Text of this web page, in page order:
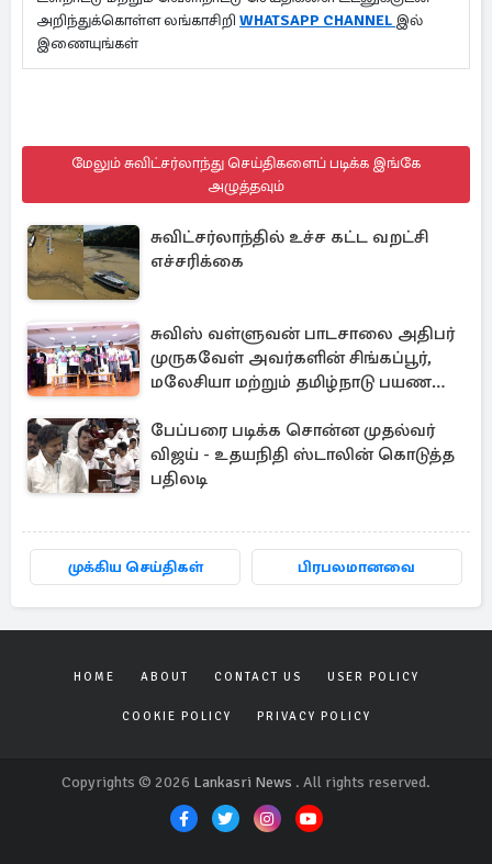
அறிந்துக்கொள்ள லங்காசிறி WHATSAPP CHANNEL இல்
இணையுங்கள்
மேலும் சுவிட்சர்லாந்து செய்திகளைப் படிக்க இங்கே
அழுத்தவும்
சுவிட்சர்லாந்தில் உச்ச கட்ட வறட்சி
எச்சரிக்கை
சுவிஸ் வள்ளுவன் பாடசாலை அதிபர்
முருகவேள் அவர்களின் சிங்கப்பூர்,
மலேசியா மற்றும் தமிழ்நாடு பயண
பேப்பரை படிக்க சொன்ன முதல்வர்
விஜய் - உதயநிதி ஸ்டாலின் கொடுத்த
பதிலடி
முக்கிய செய்திகள் பிரபலமானவை
HOME ABOUT CONTACT US USER POLICY
COOKIE POLICY PRIVACY POLICY
Copyrights © 2026 Lankasri News . All rights reserved.